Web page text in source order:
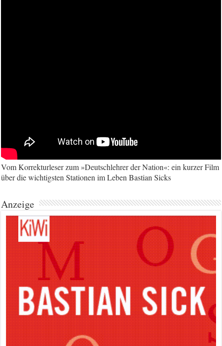
Vom Korrekturleser zum »Deutschlehrer der Nation«: ein kurzer Film
über die wichtigsten Stationen im Leben Bastian Sicks
Anzeige